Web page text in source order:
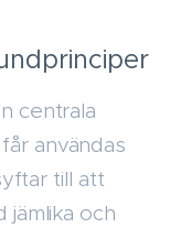
centrala
användas
till att
jämlika och